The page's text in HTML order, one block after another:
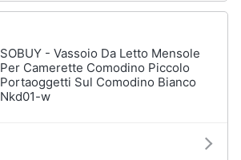
SOBUY - Vassoio Da Letto Mensole
Per Camerette Comodino Piccolo
Portaoggetti Sul Comodino Bianco
Nkd01-w